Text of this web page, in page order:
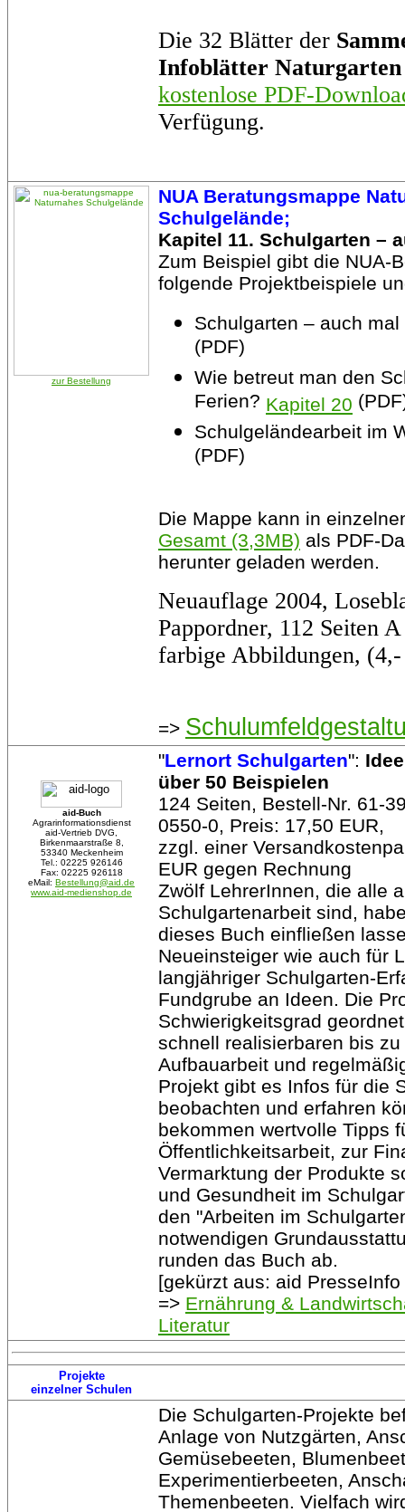
Die 32 Blätter der
Infoblätter Naturgarten
kostenlose PDF-
Verfügung.
zur Bestellung
NUA Beratungsmappe
Schulgelände;
Kapitel 11. Schulgarten –
Zum Beispiel gibt die NUA-
folgende Projektbeispiele
Schulgarten – auch
(PDF)
Wie betreut man den
Ferien? Kapitel 20
Schulgeländearbeit im
(PDF)
Die Mappe kann in
Gesamt (3,3MB) als PDF-
herunter geladen werden.
Neuauflage 2004,
Pappordner, 112 Seiten
farbige Abbildungen,
=>
aid-Buch
Agrarinformationsdienst
aid-Vertrieb DVG,
Birkenmaarstraße 8,
53340 Meckenheim
Tel.: 02225 926146
Fax: 02225 926118
eMail: Bestellung@aid.de
www.aid-medienshop.de
"Lernort Schulgarten":
über 50 Beispielen
124 Seiten, Bestell-Nr. 61-
0550-0, Preis: 17,50 EUR,
zzgl. einer
EUR gegen Rechnung
Zwölf LehrerInnen, die alle
Schulgartenarbeit sind,
dieses Buch einfließen
Neueinsteiger wie auch für
langjähriger Schulgarten-
Fundgrube an Ideen. Die
Schwierigkeitsgrad
schnell realisierbaren bis
Aufbauarbeit und
Projekt gibt es Infos für die
beobachten und erfahren
bekommen wertvolle Tipps
Öffentlichkeitsarbeit, zur
Vermarktung der Produkte
und Gesundheit im
den "Arbeiten im
notwendigen
runden das Buch ab.
[gekürzt aus: aid
=> Ernährung &
Literatur
Projekte
einzelner Schulen
Die Schulgarten-Projekte
Anlage von Nutzgärten,
Gemüsebeeten,
Experimentierbeeten,
Themenbeeten. Vielfach